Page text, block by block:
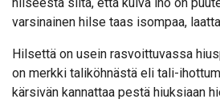
varsinainen hilse taas isompaa,
Hilsettä on usein rasvoittuvassa
on merkki taliköhnästä eli tali-
kärsivän kannattaa pestä hiuksiaan